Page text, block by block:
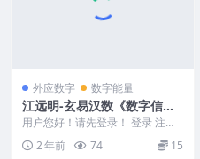
外应数字 数字能量
江远明-玄易汉数《数字信
息、阴宅风水学（弟子绝密教
材）》PDF305页
用户您好！请先登录！ 登录 注册
江远明-玄易汉数《数字信息、阴
宅风水学（弟子绝...
2 年前 74 15